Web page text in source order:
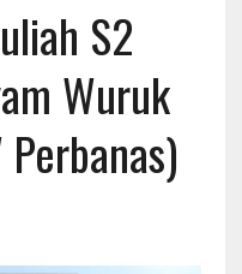
S2
Wuruk